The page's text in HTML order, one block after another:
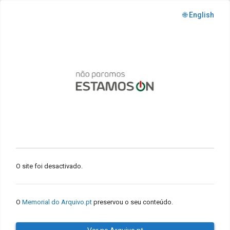
🌐 English
O site foi desactivado.
O Memorial do Arquivo.pt preservou o seu conteúdo.